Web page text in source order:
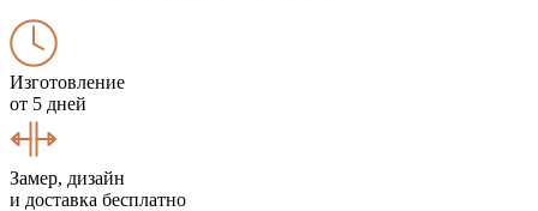
Изготовление
от 5 дней
Замер, дизайн
и доставка бесплатно